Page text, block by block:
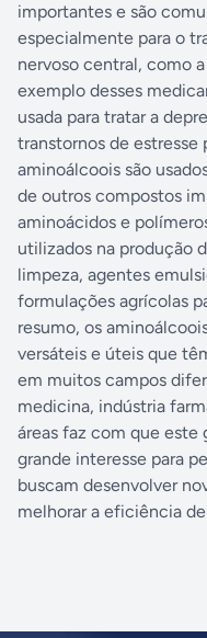
importantes e são
especialmente para o
nervoso central, como
exemplo desses
usada para tratar a
transtornos de
aminoálcoois são
de outros compostos
aminoácidos e
utilizados na produção
limpeza, agentes
formulações agrícolas
resumo, os
versáteis e úteis que
em muitos campos
medicina, indústria
áreas faz com que este
grande interesse para
buscam desenvolver
melhorar a eficiência